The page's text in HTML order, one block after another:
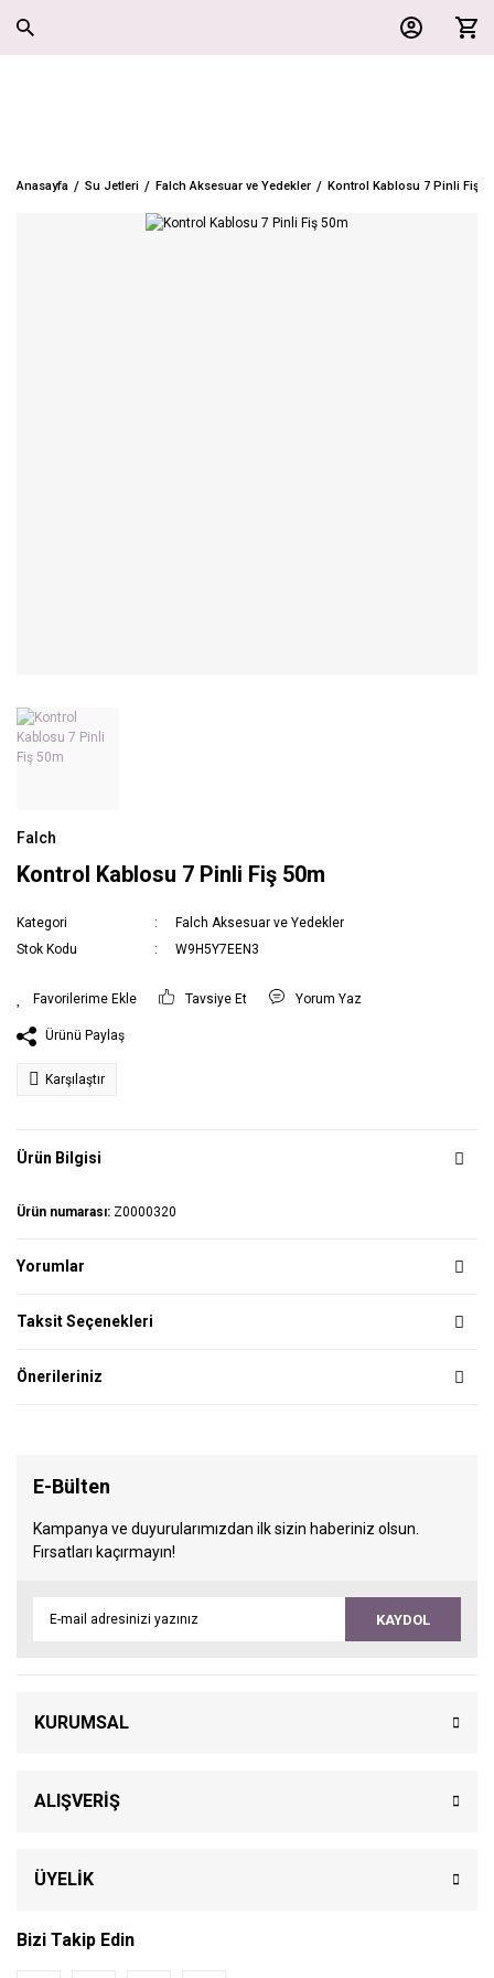
Anasayfa Su Jetleri Falch Aksesuar ve Yedekler Kontrol Kablosu 7 Pinli Fiş
Falch
Kontrol Kablosu 7 Pinli Fiş 50m
Kategori
Falch Aksesuar ve Yedekler
Stok Kodu
W9H5Y7EEN3
Tavsiye Et Yorum Yaz
Ürünü Paylaş
Karşılaştır
Ürün Bilgisi
Ürün numarası: Z0000320
Yorumlar
Taksit Seçenekleri
Önerileriniz
E-Bülten
Kampanya ve duyurularımızdan ilk sizin haberiniz olsun.
Fırsatları kaçırmayın!
KAYDOL
KURUMSAL
ALIŞVERİŞ
ÜYELİK
Bizi Takip Edin